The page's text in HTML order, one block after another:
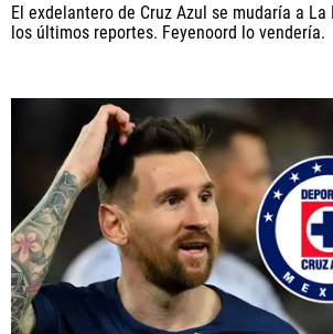
El exdelantero de Cruz Azul se mudaría a La
los últimos reportes. Feyenoord lo vendería.